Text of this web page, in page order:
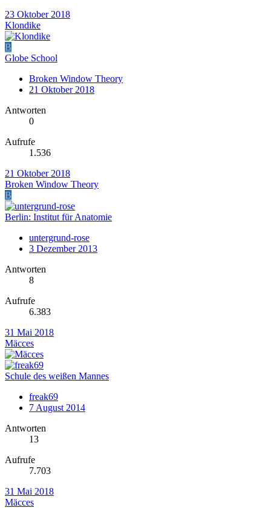
23 Oktober 2018
Klondike
B
Globe School
Broken Window Theory
21 Oktober 2018
Antworten
0
Aufrufe
1.536
21 Oktober 2018
Broken Window Theory
B
Berlin: Institut für Anatomie
untergrund-rose
3 Dezember 2013
Antworten
8
Aufrufe
6.383
31 Mai 2018
Mäcces
Schule des weißen Mannes
freak69
7 August 2014
Antworten
13
Aufrufe
7.703
31 Mai 2018
Mäcces